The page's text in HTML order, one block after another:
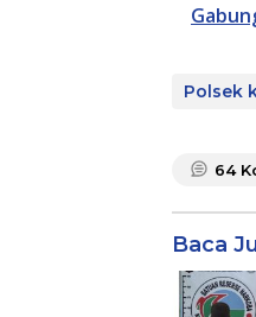
Polsek
64
Baca